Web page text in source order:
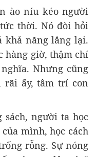
ào níu kéo người
thời. Nó đòi hỏi
khả năng lắng lại.
hàng giờ, thậm chí
Nhưng cũng
rãi ấy, tâm trí con
người ta học
mình, học cách
rỗng. Sự nóng